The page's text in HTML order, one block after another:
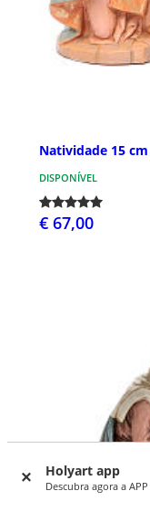
Holyart app
Descubra agora a
Natividade 15
DISPONÍVEL
€ 67,00